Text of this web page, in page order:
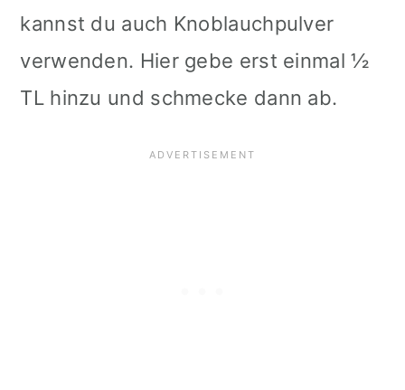
kannst du auch Knoblauchpulver
verwenden. Hier gebe erst einmal ½
TL hinzu und schmecke dann ab.